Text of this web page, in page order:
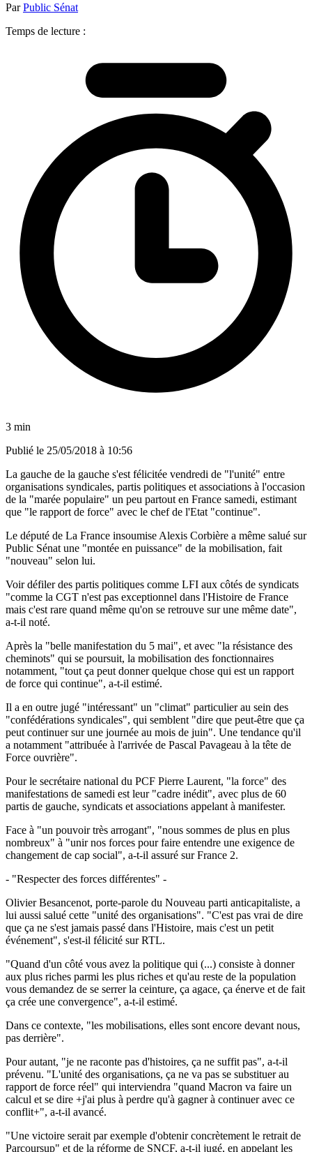
ParPublic Sénat
Temps de lecture :
3 min
Publié le 25/05/2018 à 10:56
La gauche de la gauche s'est félicitée vendredi de "l'unité" entre
organisations syndicales, partis politiques et associations à l'occasion
de la "marée populaire" un peu partout en France samedi, estimant
que "le rapport de force" avec le chef de l'Etat "continue".
Le député de La France insoumise Alexis Corbière a même salué sur
Public Sénat une "montée en puissance" de la mobilisation, fait
"nouveau" selon lui.
Voir défiler des partis politiques comme LFI aux côtés de syndicats
"comme la CGT n'est pas exceptionnel dans l'Histoire de France
mais c'est rare quand même qu'on se retrouve sur une même date",
a-t-il noté.
Après la "belle manifestation du 5 mai", et avec "la résistance des
cheminots" qui se poursuit, la mobilisation des fonctionnaires
notamment, "tout ça peut donner quelque chose qui est un rapport
de force qui continue", a-t-il estimé.
Il a en outre jugé "intéressant" un "climat" particulier au sein des
"confédérations syndicales", qui semblent "dire que peut-être que ça
peut continuer sur une journée au mois de juin". Une tendance qu'il
a notamment "attribuée à l'arrivée de Pascal Pavageau à la tête de
Force ouvrière".
Pour le secrétaire national du PCF Pierre Laurent, "la force" des
manifestations de samedi est leur "cadre inédit", avec plus de 60
partis de gauche, syndicats et associations appelant à manifester.
Face à "un pouvoir très arrogant", "nous sommes de plus en plus
nombreux" à "unir nos forces pour faire entendre une exigence de
changement de cap social", a-t-il assuré sur France 2.
- "Respecter des forces différentes" -
Olivier Besancenot, porte-parole du Nouveau parti anticapitaliste, a
lui aussi salué cette "unité des organisations". "C'est pas vrai de dire
que ça ne s'est jamais passé dans l'Histoire, mais c'est un petit
événement", s'est-il félicité sur RTL.
"Quand d'un côté vous avez la politique qui (...) consiste à donner
aux plus riches parmi les plus riches et qu'au reste de la population
vous demandez de se serrer la ceinture, ça agace, ça énerve et de fait
ça crée une convergence", a-t-il estimé.
Dans ce contexte, "les mobilisations, elles sont encore devant nous,
pas derrière".
Pour autant, "je ne raconte pas d'histoires, ça ne suffit pas", a-t-il
prévenu. "L'unité des organisations, ça ne va pas se substituer au
rapport de force réel" qui interviendra "quand Macron va faire un
calcul et se dire +j'ai plus à perdre qu'à gagner à continuer avec ce
conflit+", a-t-il avancé.
"Une victoire serait par exemple d'obtenir concrètement le retrait de
Parcoursup" et de la réforme de SNCF, a-t-il jugé, en appelant les